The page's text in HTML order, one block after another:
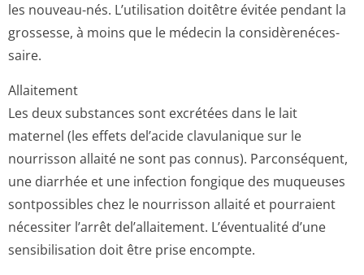
les nouveau-nés. L’utilisation doitêtre évitée pendant la
grossesse, à moins que le médecin la considèrenéces­
saire.
Allaitement
Les deux substances sont excrétées dans le lait
maternel (les effets del’acide clavulanique sur le
nourrisson allaité ne sont pas connus). Parconséquent,
une diarrhée et une infection fongique des muqueuses
sontpossibles chez le nourrisson allaité et pourraient
nécessiter l’arrêt del’allaitement. L’éventualité d’une
sensibilisation doit être prise encompte.